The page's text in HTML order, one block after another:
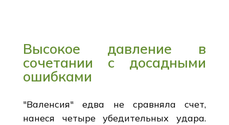
Высокое давление в
сочетании с досадными
ошибками
"Валенсия" едва не сравняла счет,
нанеся четыре убедительных удара.